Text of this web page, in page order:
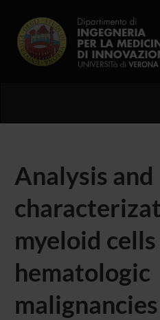
Analysis and
myeloid
hematologic
malignancies